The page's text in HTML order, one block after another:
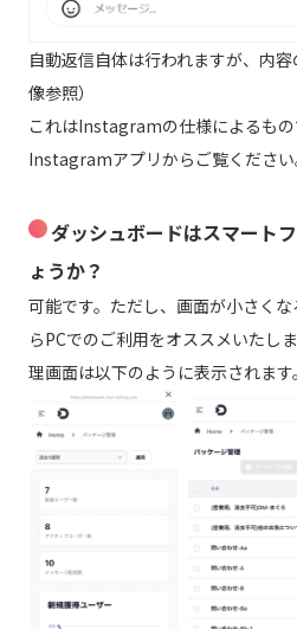
自動返信自体は行われますが、内
像参照）
これはInstagramの仕様によるも
Instagramアプリからご覧ください
ダッシュボードはスマート
ょうか？
可能です。ただし、画面が小さく
らPCでのご利用をオススメいたし
理画面は以下のように表示されます。